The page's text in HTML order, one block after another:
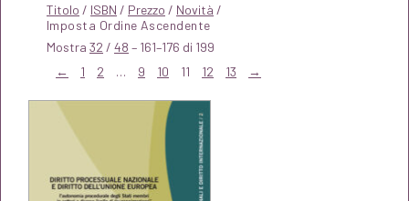
Titolo / ISBN / Prezzo / Novità /
Mostra 32 / 48 – 161–176 di 199
←
1 2 … 9 10 11 12 13 →